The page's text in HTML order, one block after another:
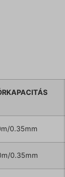
0.35mm
0.35mm